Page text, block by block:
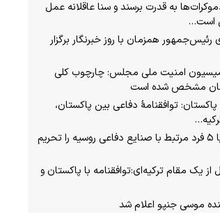
به قدرت برسند و سنا عاقلانه عمل
است…
همزمان با روز خبرنگار برگزار
امنیت ملی مجلس: چارچوب کلی
مشخص شده است
پاکستان: توافقنامهٔ دفاعی بین پاکستان،
اتحادیه اروپا ۵ فرد مرتبط با صنایع دفاعی روسیه را تحریم
از یک مقام ترکیه‌ای:توافقنامه با پاکستان و
موسی جنپو اعلام شد